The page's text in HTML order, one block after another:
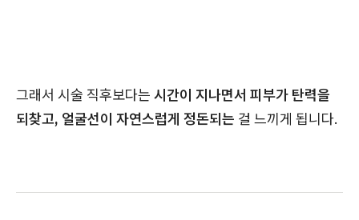
그래서 시술 직후보다는 시간이 지나면서 피부가 탄력을
되찾고, 얼굴선이 자연스럽게 정돈되는 걸 느끼게 됩니다.